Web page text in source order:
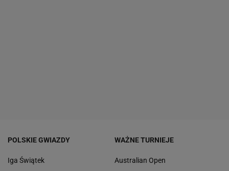
POLSKIE GWIAZDY
Iga Świątek
WAŻNE TURNIEJE
Australian Open